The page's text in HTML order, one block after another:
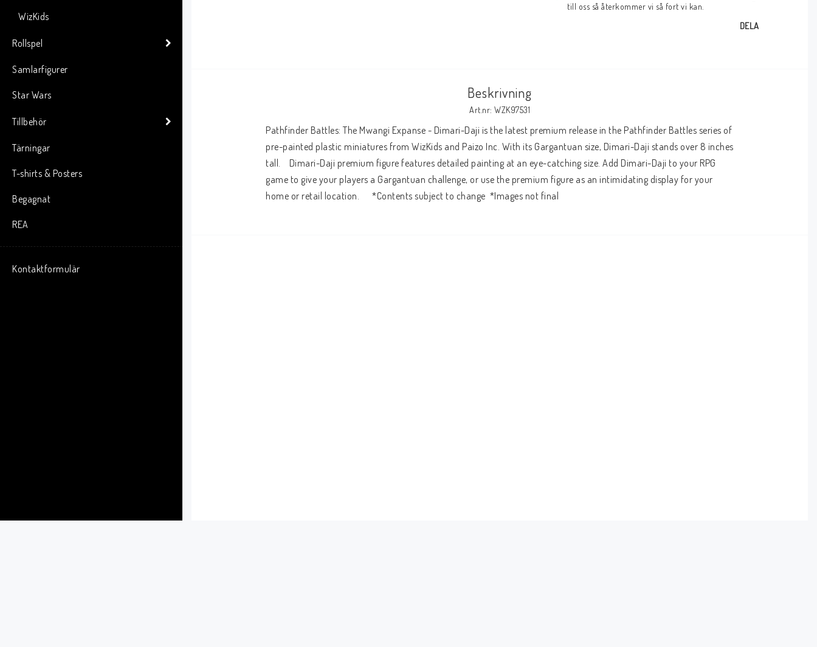
WizKids
Rollspel
Samlarfigurer
Star Wars
Tillbehör
Tärningar
T-shirts & Posters
Begagnat
REA
Kontaktformulär
till oss så återkommer vi så fort vi kan.
DELA
Beskrivning
Art.nr: WZK97531
Pathfinder Battles: The Mwangi Expanse - Dimari-Daji is the latest premium release in the Pathfinder Battles series of
pre-painted plastic miniatures from WizKids and Paizo Inc. With its Gargantuan size, Dimari-Daji stands over 8 inches
tall.    Dimari-Daji premium figure features detailed painting at an eye-catching size. Add Dimari-Daji to your RPG
game to give your players a Gargantuan challenge, or use the premium figure as an intimidating display for your
home or retail location.      *Contents subject to change  *Images not final